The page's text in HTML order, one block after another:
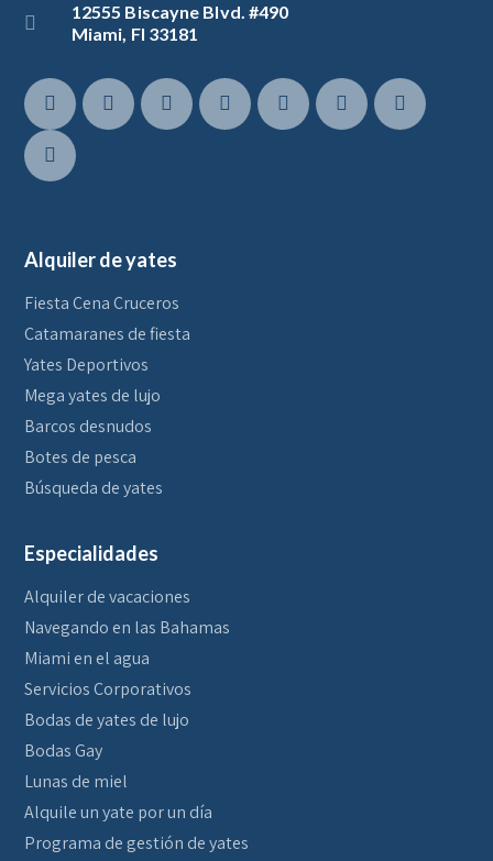
12555 Biscayne Blvd. #490
Miami, Fl 33181
Alquiler de yates
Fiesta Cena Cruceros
Catamaranes de fiesta
Yates Deportivos
Mega yates de lujo
Barcos desnudos
Botes de pesca
Búsqueda de yates
Especialidades
Alquiler de vacaciones
Navegando en las Bahamas
Miami en el agua
Servicios Corporativos
Bodas de yates de lujo
Bodas Gay
Lunas de miel
Alquile un yate por un día
Programa de gestión de yates